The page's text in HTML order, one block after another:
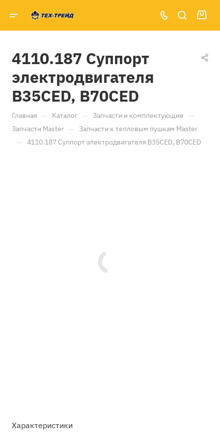
4110.187 Суппорт
электродвигателя
B35CED, B70CED
Главная — Каталог — Запчасти и комплектующие —
Запчасти Master — Запчасти к тепловым пушкам Master
— 4110.187 Суппорт электродвигателя B35CED, B70CED
Характеристики